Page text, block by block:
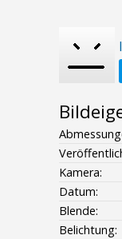
Kamera:
Datum:
Blende:
Belichtung: